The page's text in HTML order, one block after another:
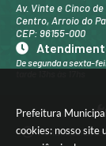
Prefeitura
cookies: nosso site
Av. Vinte e Cinco
Centro, Arroio do
CEP: 96155-000
De segunda a sexta-
Portal